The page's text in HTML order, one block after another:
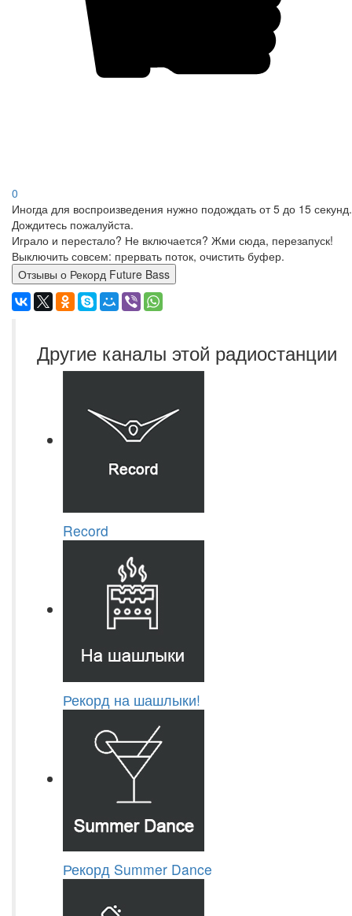
0
Иногда для воспроизведения нужно подождать от 5 до 15 секунд.
Дождитесь пожалуйста.
Играло и перестало? Не включается? Жми сюда, перезапуск!
Выключить совсем: прервать поток, очистить буфер.
Отзывы о Рекорд Future Bass
Другие каналы этой радиостанции
Record
Рекорд на шашлыки!
Рекорд Summer Dance